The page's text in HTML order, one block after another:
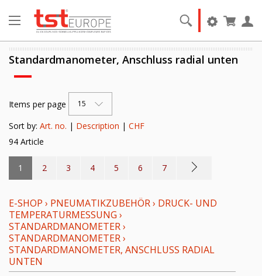
Standardmanometer, Anschluss radial unten
Items per page 15
Sort by: Art. no. | Description | CHF
94 Article
1 2 3 4 5 6 7
E-SHOP › PNEUMATIKZUBEHÖR› DRUCK- UND
TEMPERATURMESSUNG ›
STANDARDMANOMETER›
STANDARDMANOMETER›
STANDARDMANOMETER, ANSCHLUSS RADIAL
UNTEN